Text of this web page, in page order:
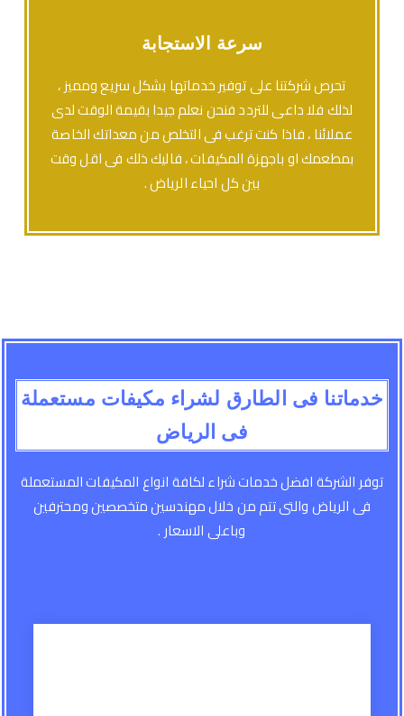
سرعة الاستجابة
تحرص شركتنا على توفير خدماتها بشكل سريع ومميز ،
لذلك فلا داعى للتردد فنحن نعلم جيدا بقيمة الوقت لدى
عملائنا ، فاذا كنت ترغب فى التخلص من معداتك الخاصة
بمطعمك او باجهزة المكيفات ، فاليك ذلك فى اقل وقت
بين كل احياء الرياض .
خدماتنا فى الطارق لشراء مكيفات مستعملة
فى الرياض
توفر الشركة افضل خدمات شراء لكافة انواع المكيفات المستعملة
فى الرياض والتى تتم من خلال مهندسين متخصصين ومحترفين
وباعلى الاسعار .